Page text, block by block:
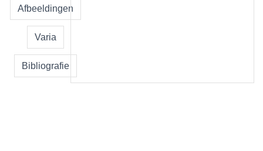
Afbeeldingen
Varia
Bibliografie